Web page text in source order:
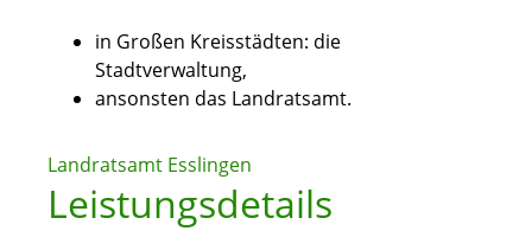
in Großen Kreisstädten: die
Stadtverwaltung,
ansonsten das Landratsamt.
Landratsamt Esslingen
Leistungsdetails